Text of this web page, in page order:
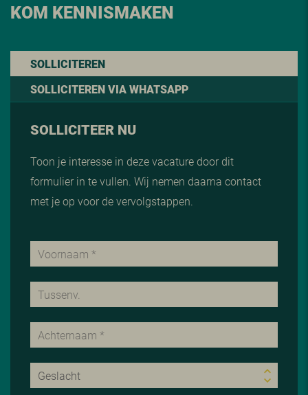
KOM KENNISMAKEN
SOLLICITEREN
SOLLICITEREN VIA WHATSAPP
SOLLICITEER NU
Toon je interesse in deze vacature door dit
formulier in te vullen. Wij nemen daarna contact
met je op voor de vervolgstappen.